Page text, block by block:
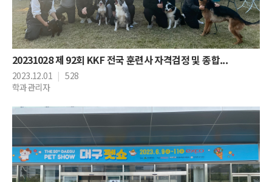
20231028 제 92회 KKF 전국 훈련사 자격검정 및 종합...
2023.12.01 | 528
학과관리자